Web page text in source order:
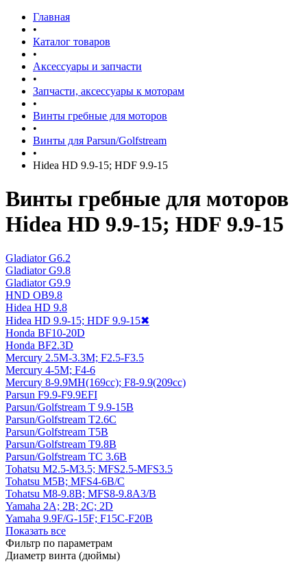
Главная
•
Каталог товаров
•
Аксессуары и запчасти
•
Запчасти, аксессуары к моторам
•
Винты гребные для моторов
•
Винты для Parsun/Golfstream
•
Hidea HD 9.9-15; HDF 9.9-15
Винты гребные для моторов
Hidea HD 9.9-15; HDF 9.9-15
Gladiator G6.2
Gladiator G9.8
Gladiator G9.9
HND OB9.8
Hidea HD 9.8
Hidea HD 9.9-15; HDF 9.9-15✖
Honda BF10-20D
Honda BF2.3D
Mercury 2.5M-3.3M; F2.5-F3.5
Mercury 4-5M; F4-6
Mercury 8-9.9MH(169cc); F8-9.9(209cc)
Parsun F9.9-F9.9EFI
Parsun/Golfstream T 9.9-15B
Parsun/Golfstream T2.6C
Parsun/Golfstream T5B
Parsun/Golfstream T9.8B
Parsun/Golfstream TC 3.6B
Tohatsu M2.5-M3.5; MFS2.5-MFS3.5
Tohatsu M5В; MFS4-6B/C
Tohatsu M8-9.8B; MFS8-9.8A3/B
Yamaha 2A; 2B; 2C; 2D
Yamaha 9.9F/G-15F; F15C-F20B
Показать все
Фильтр по параметрам
Диаметр винта (дюймы)